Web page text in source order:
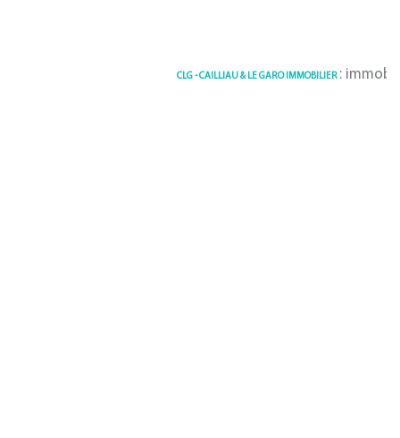
CLG - CAILLIAU & LE GARO IMMOBILIER: immobilier